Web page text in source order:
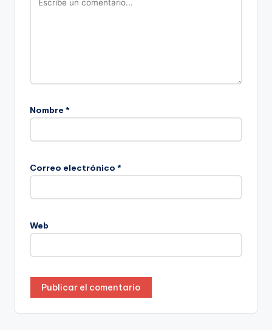
Nombre *
Correo electrónico *
Web